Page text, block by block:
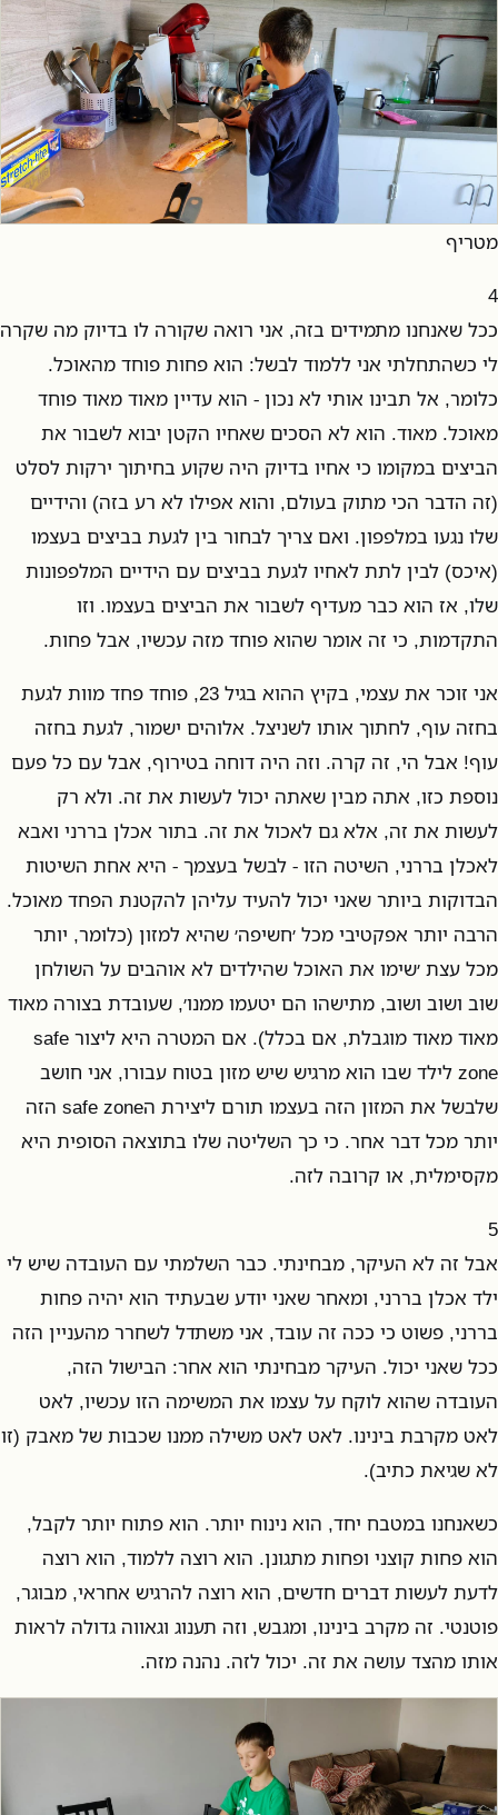
מטריף
4
ככל שאנחנו מתמידים בזה, אני רואה שקורה לו בדיוק מה שקרה
לי כשהתחלתי אני ללמוד לבשל: הוא פחות פוחד מהאוכל.
כלומר, אל תבינו אותי לא נכון - הוא עדיין מאוד מאוד פוחד
מאוכל. מאוד. הוא לא הסכים שאחיו הקטן יבוא לשבור את
הביצים במקומו כי אחיו בדיוק היה שקוע בחיתוך ירקות לסלט
(זה הדבר הכי מתוק בעולם, והוא אפילו לא רע בזה) והידיים
שלו נגעו במלפפון. ואם צריך לבחור בין לגעת בביצים בעצמו
(איכס) לבין לתת לאחיו לגעת בביצים עם הידיים המלפפונות
שלו, אז הוא כבר מעדיף לשבור את הביצים בעצמו. וזו
התקדמות, כי זה אומר שהוא פוחד מזה עכשיו, אבל פחות.
אני זוכר את עצמי, בקיץ ההוא בגיל 23, פוחד פחד מוות לגעת
בחזה עוף, לחתוך אותו לשניצל. אלוהים ישמור, לגעת בחזה
עוף! אבל הי, זה קרה. וזה היה דוחה בטירוף, אבל עם כל פעם
נוספת כזו, אתה מבין שאתה יכול לעשות את זה. ולא רק
לעשות את זה, אלא גם לאכול את זה. בתור אכלן בררני ואבא
לאכלן בררני, השיטה הזו - לבשל בעצמך - היא אחת השיטות
הבדוקות ביותר שאני יכול להעיד עליהן להקטנת הפחד מאוכל.
הרבה יותר אפקטיבי מכל ׳חשיפה׳ שהיא למזון (כלומר, יותר
מכל עצת ׳שימו את האוכל שהילדים לא אוהבים על השולחן
שוב ושוב ושוב, מתישהו הם יטעמו ממנו׳, שעובדת בצורה מאוד
מאוד מאוד מוגבלת, אם בכלל). אם המטרה היא ליצור safe
zone לילד שבו הוא מרגיש שיש מזון בטוח עבורו, אני חושב
שלבשל את המזון הזה בעצמו תורם ליצירת הsafe zone הזה
יותר מכל דבר אחר. כי כך השליטה שלו בתוצאה הסופית היא
מקסימלית, או קרובה לזה.
5
אבל זה לא העיקר, מבחינתי. כבר השלמתי עם העובדה שיש לי
ילד אכלן בררני, ומאחר שאני יודע שבעתיד הוא יהיה פחות
בררני, פשוט כי ככה זה עובד, אני משתדל לשחרר מהעניין הזה
ככל שאני יכול. העיקר מבחינתי הוא אחר: הבישול הזה,
העובדה שהוא לוקח על עצמו את המשימה הזו עכשיו, לאט
לאט מקרבת בינינו. לאט לאט משילה ממנו שכבות של מאבק (זו
לא שגיאת כתיב).
כשאנחנו במטבח יחד, הוא נינוח יותר. הוא פתוח יותר לקבל,
הוא פחות קוצני ופחות מתגונן. הוא רוצה ללמוד, הוא רוצה
לדעת לעשות דברים חדשים, הוא רוצה להרגיש אחראי, מבוגר,
פוטנטי. זה מקרב בינינו, ומגבש, וזה תענוג וגאווה גדולה לראות
אותו מהצד עושה את זה. יכול לזה. נהנה מזה.